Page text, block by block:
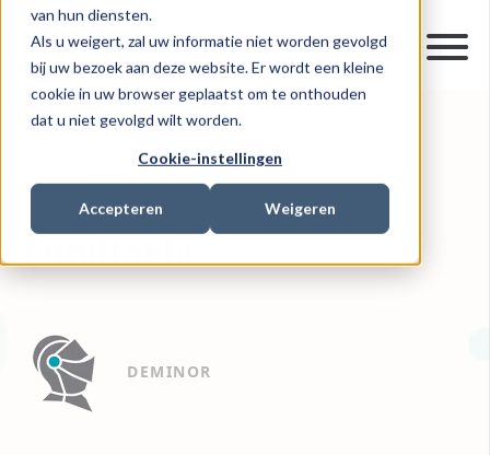
van hun diensten.
Als u weigert, zal uw informatie niet worden gevolgd
bij uw bezoek aan deze website. Er wordt een kleine
cookie in uw browser geplaatst om te onthouden
dat u niet gevolgd wilt worden.
Cookie-instellingen
Accepteren Weigeren
0 MIN READ
Fondiaria
DEMINOR